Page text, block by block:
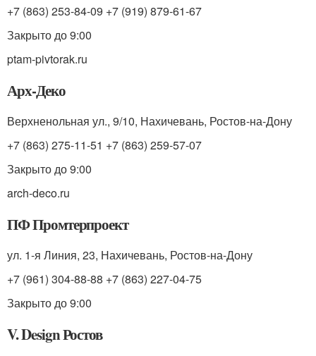
+7 (863) 253-84-09 +7 (919) 879-61-67
Закрыто до 9:00
ptam-pivtorak.ru
Арх-Деко
Верхненольная ул., 9/10, Нахичевань, Ростов-на-Дону
+7 (863) 275-11-51 +7 (863) 259-57-07
Закрыто до 9:00
arch-deco.ru
ПФ Промтерпроект
ул. 1-я Линия, 23, Нахичевань, Ростов-на-Дону
+7 (961) 304-88-88 +7 (863) 227-04-75
Закрыто до 9:00
V. Design Ростов